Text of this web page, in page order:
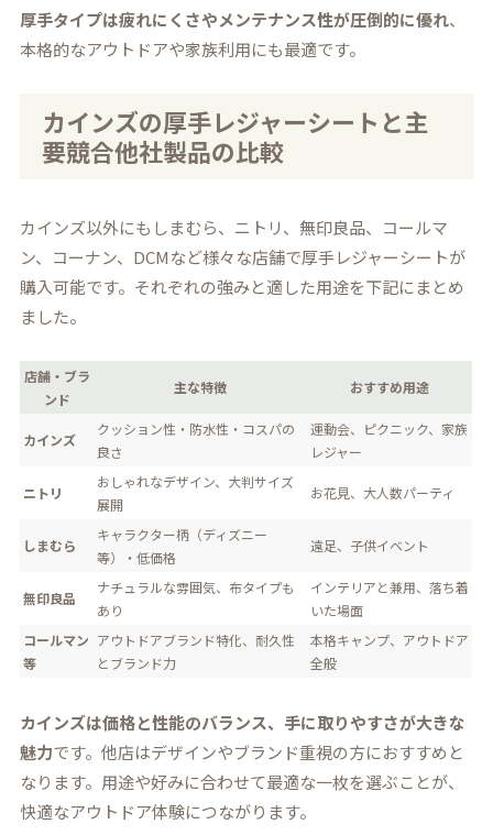
厚手タイプは疲れにくさやメンテナンス性が圧倒的に優れ、
本格的なアウトドアや家族利用にも最適です。
カインズの厚手レジャーシートと主
要競合他社製品の比較
カインズ以外にもしまむら、ニトリ、無印良品、コールマ
ン、コーナン、DCMなど様々な店舗で厚手レジャーシートが
購入可能です。それぞれの強みと適した用途を下記にまとめ
ました。
店舗・ブラ
ンド
主な特徴 おすすめ用途
カインズ
クッション性・防水性・コスパの
良さ
運動会、ピクニック、家族
レジャー
ニトリ
おしゃれなデザイン、大判サイズ
展開
お花見、大人数パーティ
しまむら
キャラクター柄（ディズニー
等）・低価格
遠足、子供イベント
無印良品
ナチュラルな雰囲気、布タイプも
あり
インテリアと兼用、落ち着
いた場面
コールマン
等
アウトドアブランド特化、耐久性
とブランド力
本格キャンプ、アウトドア
全般
カインズは価格と性能のバランス、手に取りやすさが大きな
魅力です。他店はデザインやブランド重視の方におすすめと
なります。用途や好みに合わせて最適な一枚を選ぶことが、
快適なアウトドア体験につながります。